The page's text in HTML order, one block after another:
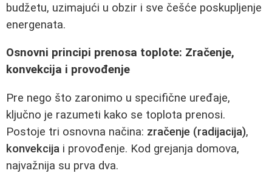
budžetu, uzimajući u obzir i sve češće poskupljenje
energenata.
Osnovni principi prenosa toplote: Zračenje,
konvekcija i provođenje
Pre nego što zaronimo u specifične uređaje,
ključno je razumeti kako se toplota prenosi.
Postoje tri osnovna načina: zračenje (radijacija),
konvekcija i provođenje. Kod grejanja domova,
najvažnija su prva dva.